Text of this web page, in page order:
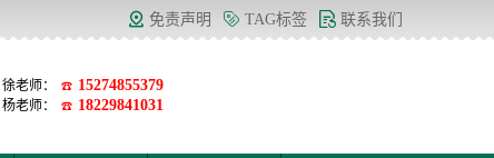
徐老师： ☎ 15274855379
杨老师： ☎ 18229841031
免责声明 TAG标签 联系我们